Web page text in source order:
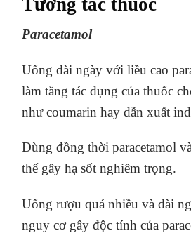
Paracetamol
Uống dài ngày với liều cao
làm tăng tác dụng của thuốc
như coumarin hay dẫn xuất
Dùng đồng thời paracetamol
thể gây hạ sốt nghiêm trọng.
Uống rượu quá nhiều và dài
nguy cơ gây độc tính của